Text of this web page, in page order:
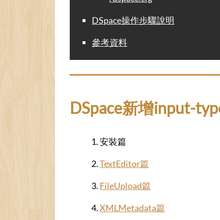
DSpace操作步驟說明
參考資料
DSpace新增input-
安裝篇
TextEditor篇
FileUpload篇
XMLMetadata篇